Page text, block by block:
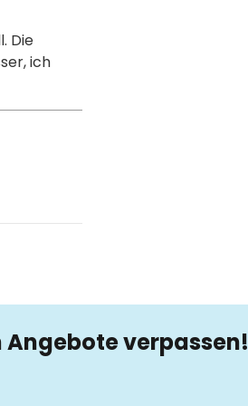
Die
ich
Angebote verpassen!